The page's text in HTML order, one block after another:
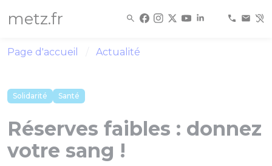
metz.fr
Page d'accueil Actualité
Solidarité Santé
Réserves faibles : donnez
votre sang !